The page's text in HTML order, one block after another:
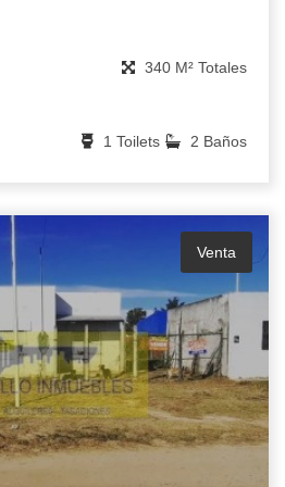
340 M² Totales
2 Baños
1 Toilets
Venta